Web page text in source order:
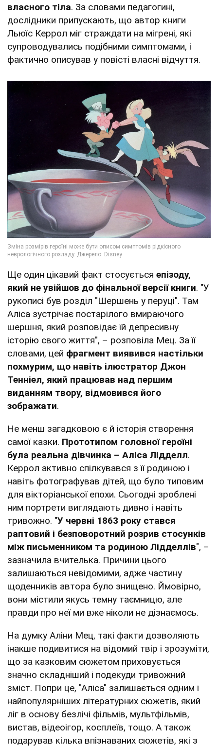
власного тіла. За словами педагогині,
дослідники припускають, що автор книги
Льюїс Керрол міг страждати на мігрені, які
супроводувались подібними симптомами, і
фактично описував у повісті власні відчуття.
Ще один цікавий факт стосується епізоду,
який не увійшов до фінальної версії книги. "У
рукописі був розділ "Шершень у перуці". Там
Аліса зустрічає постарілого вмираючого
шершня, який розповідає їй депресивну
історію свого життя", – розповіла Мец. За її
словами, цей фрагмент виявився настільки
похмурим, що навіть ілюстратор Джон
Тенніел, який працював над першим
виданням твору, відмовився його
зображати.
Не менш загадковою є й історія створення
самої казки. Прототипом головної героїні
була реальна дівчинка – Аліса Лідделл.
Керрол активно спілкувався з її родиною і
навіть фотографував дітей, що було типовим
для вікторіанської епохи. Сьогодні зроблені
ним портрети виглядають дивно і навіть
тривожно. "У червні 1863 року стався
раптовий і безповоротний розрив стосунків
між письменником та родиною Лідделлів", –
зазначила вчителька. Причини цього
залишаються невідомими, адже частину
щоденників автора було знищено. Ймовірно,
вони містили якусь темну таємницю, але
правди про неї ми вже ніколи не дізнаємось.
На думку Аліни Мец, такі факти дозволяють
інакше подивитися на відомий твір і зрозуміти,
що за казковим сюжетом приховується
значно складніший і подекуди тривожний
зміст. Попри це, "Аліса" залишається одним і
найпопулярніших літературних сюжетів, який
ліг в основу безлічі фільмів, мультфільмів,
вистав, відеоігор, косплеїв, тощо. А також
подарував кілька впізнаваних сюжетів, які з